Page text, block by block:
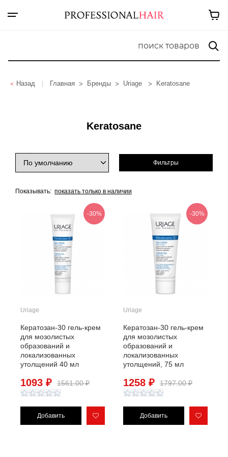
Назад Главная Бренды Uriage Keratosane
Keratosane
Фильтры
Показывать: показать только в наличии
-30%
Uriage
Кератозан-30 гель-крем
для мозолистых
образований и
локализованных
утолщений 40 мл
1093 ₽ 1561.00 ₽
-30%
Uriage
Кератозан-30 гель-крем
для мозолистых
образований и
локализованных
утолщений, 75 мл
1258 ₽ 1797.00 ₽